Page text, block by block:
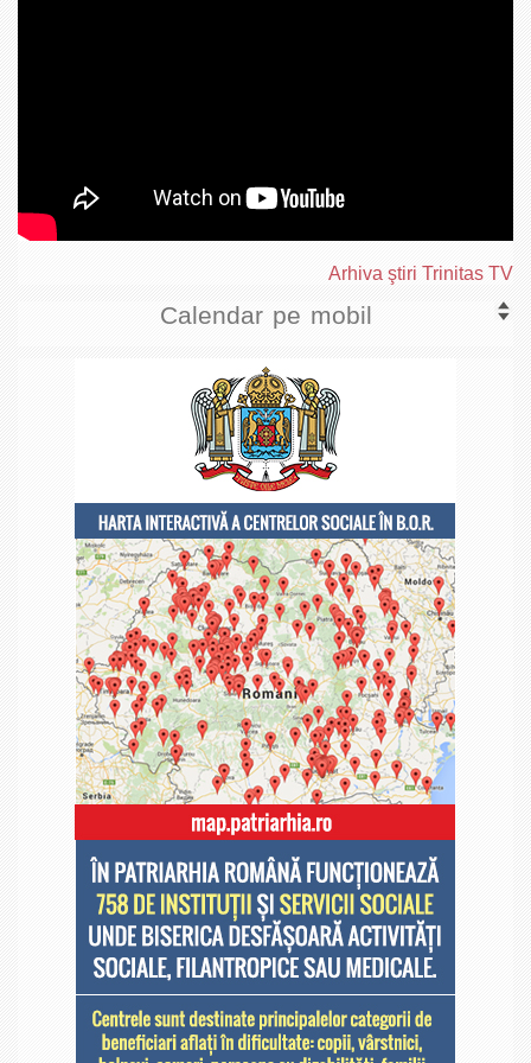
Arhiva ştiri Trinitas TV
Calendar pe mobil